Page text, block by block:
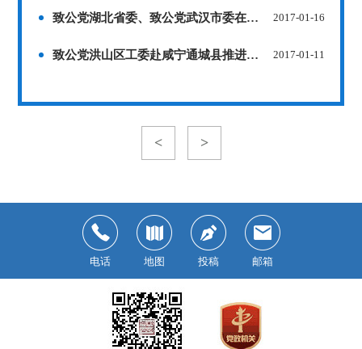
致公党湖北省委、致公党武汉市委在武汉女子监狱开展新春帮教活动 2017-01-16
致公党洪山区工委赴咸宁通城县推进“暖童心助学金”活动 2017-01-11
< >
电话 地图 投稿 邮箱